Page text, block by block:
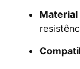
Material